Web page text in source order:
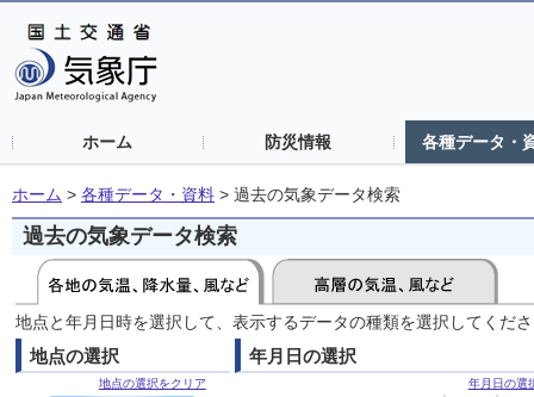
ホーム 防災情報 各種データ・
ホーム > 各種データ・資料 > 過去の気象データ検索
過去の気象データ検索
地点と年月日時を選択して、表示するデータの種類を選択してくだ
地点の選択
地点の選択をクリア
年月日の選択
年月日の選